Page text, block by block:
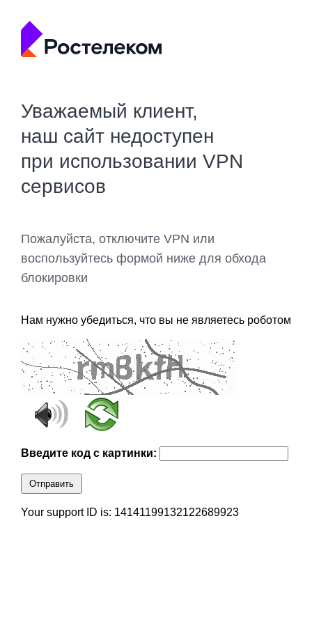
Уважаемый клиент,
наш сайт недоступен
при использовании VPN
сервисов
Пожалуйста, отключите VPN или
воспользуйтесь формой ниже для обхода
блокировки
Нам нужно убедиться, что вы не являетесь роботом
Введите код с картинки:
Отправить
Your support ID is: 14141199132122689923